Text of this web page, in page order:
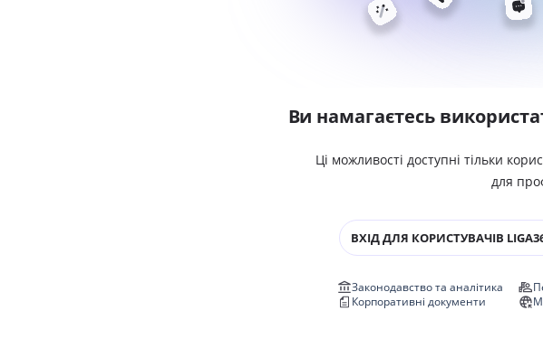
Ви намагаєтесь
Ці можливості доступні тільки
для
ВХІД ДЛЯ КОРИСТУВАЧІВ
Законодавство та аналітика
Корпоративні документи